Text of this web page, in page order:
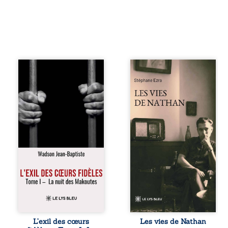
« Une nuit suffit
parfois pour briser
une famille… mais
certaines fidélités
traversent les
années. » Haïti,
sous la dictature
des Duvalier. La
peur s’étend
jusque dans les
villages les plus
reculés. À Bainet,
Jean-Joël Joli
mène une
avec sa famille.
respecté, il refuse
pourtant de
L’exil des cœurs
Les vies de
Nathan est un
né en trois jours,
au printemps
2026. Pour la
première fois,
Stéphane Ezra,
médium, a pu
communiquer
avec son père,
disparu depuis
plus de vingt ans
et qu’il n’a jamais
connu. De ce
dialogue par-delà
la mort naissent
des poèmes qui
retracent une vie
Les vies de Nathan